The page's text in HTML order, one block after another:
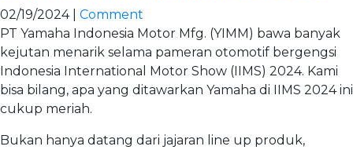
02/19/2024 | Comment
PT Yamaha Indonesia Motor Mfg. (YIMM) bawa banyak
kejutan menarik selama pameran otomotif bergengsi
Indonesia International Motor Show (IIMS) 2024. Kami
bisa bilang, apa yang ditawarkan Yamaha di IIMS 2024 ini
cukup meriah.
Bukan hanya datang dari jajaran line up produk,